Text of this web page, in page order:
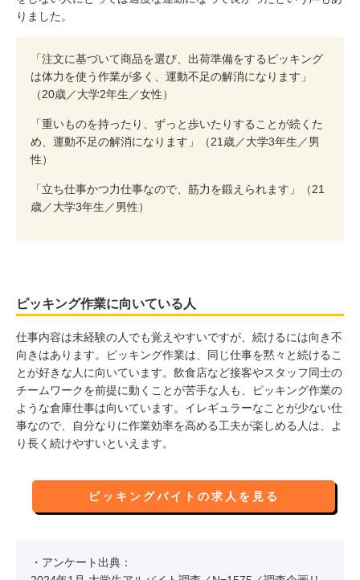
りました。
「注文に基づいて商品を選び、出荷準備をするピッキング
は体力を使う作業が多く、運動不足の解消になります」
（20歳／大学2年生／女性）
「重いものを持ったり、ずっと歩いたりすることが続くた
め、運動不足の解消になります」（21歳／大学3年生／男
性）
「立ち仕事かつ力仕事なので、筋力を鍛えられます」（21
歳／大学3年生／男性）
ピッキング作業に向いている人
仕事内容は未経験の人でも覚えやすいですが、続けるには向き不
向きはあります。ピッキング作業は、同じ仕事を黙々と続けるこ
とが好きな人に向いています。飲食店など接客やスタッフ同士の
チームワークを前提に動くことが苦手な人も、ピッキング作業の
ような倉庫仕事は向いています。イレギュラーなことが少ない仕
事なので、自分なりに作業効率を高める工夫が楽しめる人は、よ
り長く続けやすいといえます。
ピッキングバイトの求人を見る
・アンケート出典：